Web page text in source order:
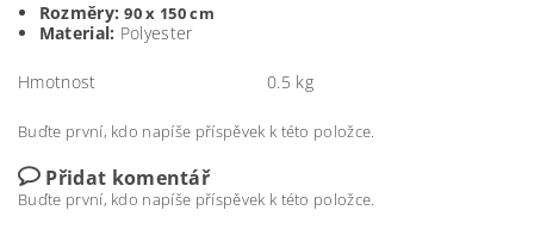
Rozměry:90 x 150 cm
Material: Polyester
Hmotnost 0.5 kg
Buďte první, kdo napíše příspěvek k této položce.
Přidat komentář
Buďte první, kdo napíše příspěvek k této položce.